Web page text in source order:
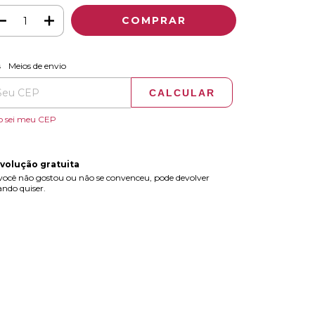
para o CEP:
Meios de envio
CALCULAR
sei meu CEP
gratuita
não gostou ou não se convenceu, pode devolver
quiser.